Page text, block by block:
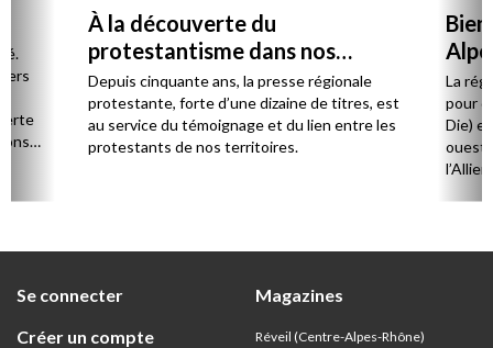
À la découverte du
protestantisme dans nos
régions
Depuis cinquante ans, la presse régionale
protestante, forte d’une dizaine de titres, est
au service du témoignage et du lien entre les
protestants de nos territoires.
La
pour
Die)
ouest,
Se connecter
Créer un compte
Magazines
Réveil (Centre-Alpes-Rhône)